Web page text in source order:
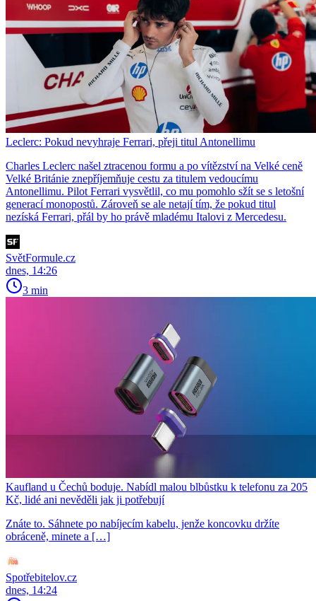
Leclerc: Pokud nevyhraje Ferrari, přeji titul Antonellimu
Charles Leclerc našel ztracenou formu a po vítězství na Velké ceně
Velké Británie znepříjemňuje cestu za titulem vedoucímu
Antonellimu. Pilot Ferrari vysvětlil, co mu pomohlo sžít se s letošní
generací monopostů. Zároveň se ale netají tím, že pokud titul
nezíská Ferrari, přál by ho právě mladému Italovi z Mercedesu.
SvětFormule.cz
dnes, 14:26
3 min
Kaufland u Čechů boduje. Nabídl malou blbůstku k telefonu za 205
Kč, lidé ani nevěděli jak ji potřebují
Znáte to. Sáhnete po nabíjecím kabelu, jenže koncovku držíte
obráceně, minete a […]
Spotřebitelov.cz
dnes, 14:24